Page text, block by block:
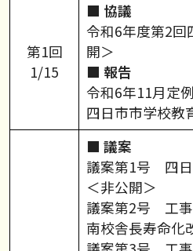
第1回
1/15
■ 協議
令和6年度第2回
開＞
■ 報告
令和6年11月定
四日市市学校教
■ 議案
議案第1号 四日
＜非公開＞
議案第2号 工事
南校舎長寿命化